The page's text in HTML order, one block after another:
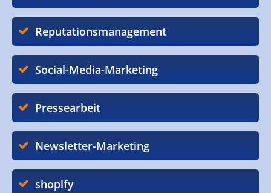
Reputationsmanagement
Social-Media-Marketing
Pressearbeit
Newsletter-Marketing
shopify